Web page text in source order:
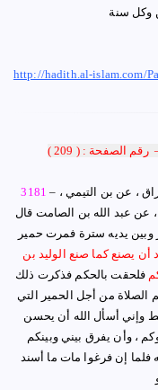
وكل سنة
http://hadith.al-islam.com/
رقم الصفحة : ( 209 )
3181 – حدثنا : إسحاق بن إبراهيم الدبري ، عن عبد الرزاق ، عن بن التيمي ،
عن عبد الله بن الصامت قال
يديه سترة فمرت حمير
أن يصنع كما صنع الوليد بن
فلحقت بالحكم فذكرت ذلك
الصلاة من أجل الحمير التي
وإني أسأل الله أن يحسن
، وأن يفرق بيني وبينكم
إن فرغوا مات ما أسند